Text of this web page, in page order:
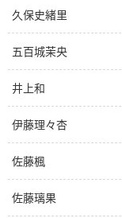
久保史緒里
五百城茉央
井上和
伊藤理々杏
佐藤楓
佐藤璃果